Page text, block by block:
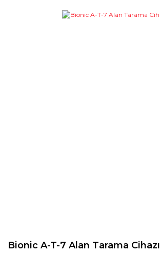
Bionic A-T-7 Alan Tarama Cihazı